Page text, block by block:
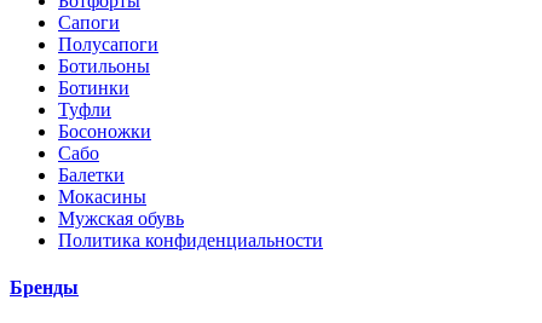
Сапоги
Полусапоги
Ботильоны
Ботинки
Туфли
Босоножки
Сабо
Балетки
Мокасины
Мужская обувь
Политика конфиденциальности
Бренды